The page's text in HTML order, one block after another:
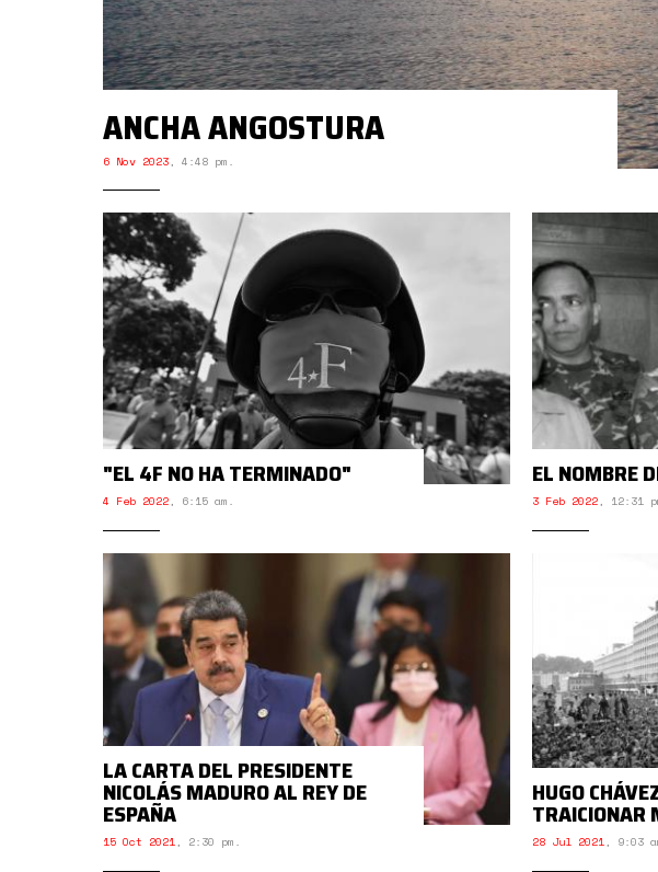
ANCHA ANGOSTURA
6 Nov 2023, 4:48 pm.
"EL 4F NO HA TERMINADO"
4 Feb 2022, 6:15 am.
EL NOMBRE
3 Feb 2022, 12:31
LA CARTA DEL PRESIDENTE
NICOLÁS MADURO AL REY DE
ESPAÑA
15 Oct 2021, 2:30 pm.
HUGO
TRAICIONAR
28 Jul 2021, 9:03